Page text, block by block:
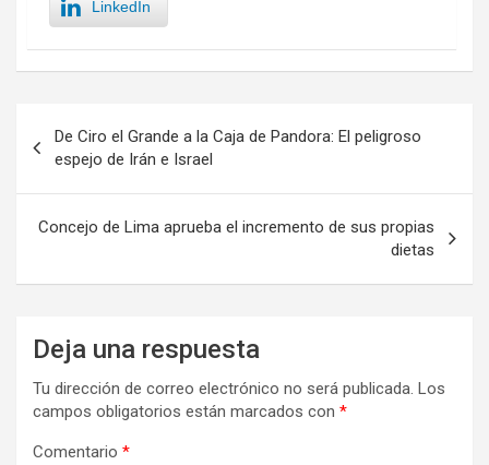
LinkedIn
de
entradas
De Ciro el Grande a la Caja de Pandora: El peligroso
espejo de Irán e Israel
Concejo de Lima aprueba el incremento de sus propias
dietas
Deja una respuesta
Tu dirección de correo electrónico no será publicada. Los
campos obligatorios están marcados con *
Comentario *